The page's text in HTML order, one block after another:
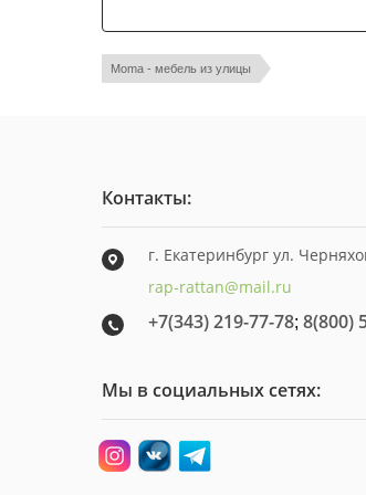
Moma - мебель из улицы
Контакты:
г. Екатеринбург ул.
rap-rattan@mail.ru
+7(343) 219-77-78; 8(800)
Мы в социальных сетях: